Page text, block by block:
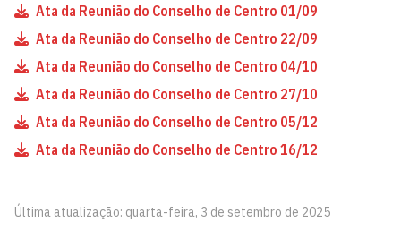
Ata da Reunião do Conselho de Centro 01/09
Ata da Reunião do Conselho de Centro 22/09
Ata da Reunião do Conselho de Centro 04/10
Ata da Reunião do Conselho de Centro 27/10
Ata da Reunião do Conselho de Centro 05/12
Ata da Reunião do Conselho de Centro 16/12
Última atualização: quarta-feira, 3 de setembro de 2025